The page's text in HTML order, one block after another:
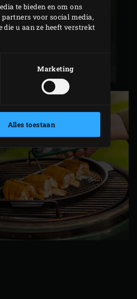
te bieden en om ons
voor social media,
die u aan ze heeft verstrekt
Marketing
Alles toestaan